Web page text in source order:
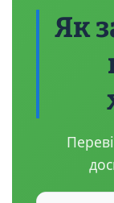
Як